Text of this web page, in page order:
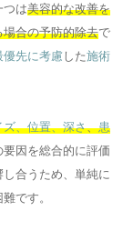
つは美容的な改善を
合の予防的除去で
優先に考慮した施術
ズ、位置、深さ、患
要因を総合的に評価
合うため、単純に
です。